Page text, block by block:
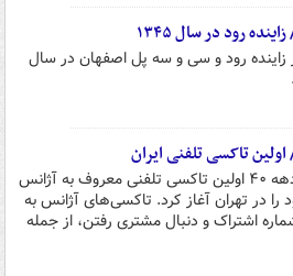
رود در سال ۱۳۴۵
زاینده رود و سی و سه پل اصفهان در سال
تاکسی تلفنی ایران
اواخر دهه ۴۰ اولین تاکسی تلفنی معروف به آژانس
را در تهران آغاز کرد. تاکسی‌های آژانس به
اشتراک و دنبال مشتری رفتن، از جمله